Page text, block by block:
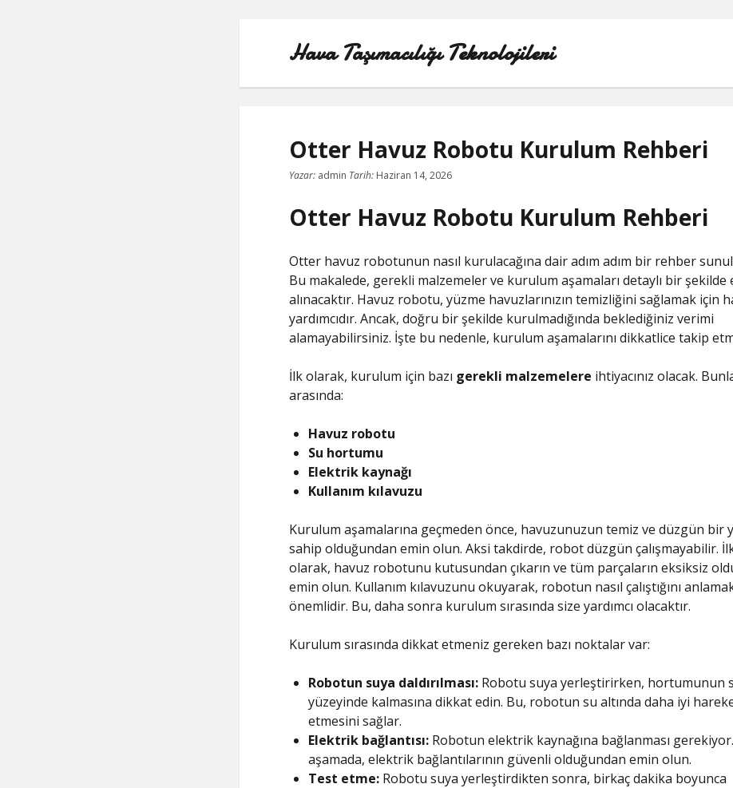
Hava Taşımacılığı Teknolojileri
LINKEDIN BEĞENI ATMA HILESI BEDAVA
LISTE
TWITTER GIZLI PORNOLAR
ÜCRETSIZ ŞIFRESIZ YOUTUBE BEĞENI HILESI
Otter Havuz Robotu Kurulum Rehberi
Yazar:admin Tarih: Haziran 14, 2026
Otter Havuz Robotu Kurulum Rehberi
Otter havuz robotunun nasıl kurulacağına dair adım adım bir rehber
Bu makalede, gerekli malzemeler ve kurulum aşamaları detaylı bir şekilde
alınacaktır. Havuz robotu, yüzme havuzlarınızın temizliğini sağlamak için
yardımcıdır. Ancak, doğru bir şekilde kurulmadığında beklediğiniz verimi
alamayabilirsiniz. İşte bu nedenle, kurulum aşamalarını dikkatlice takip
İlk olarak, kurulum için bazı gerekli malzemelere ihtiyacınız olacak.
arasında:
Havuz robotu
Su hortumu
Elektrik kaynağı
Kullanım kılavuzu
Kurulum aşamalarına geçmeden önce, havuzunuzun temiz ve düzgün bir
sahip olduğundan emin olun. Aksi takdirde, robot düzgün çalışmayabilir.
olarak, havuz robotunu kutusundan çıkarın ve tüm parçaların eksiksiz
emin olun. Kullanım kılavuzunu okuyarak, robotun nasıl çalıştığını
önemlidir. Bu, daha sonra kurulum sırasında size yardımcı olacaktır.
Kurulum sırasında dikkat etmeniz gereken bazı noktalar var:
Robotun suya daldırılması:Robotu suya yerleştirirken, hortumunun
yüzeyinde kalmasına dikkat edin. Bu, robotun su altında daha iyi
etmesini sağlar.
Elektrik bağlantısı:Robotun elektrik kaynağına bağlanması
aşamada, elektrik bağlantılarının güvenli olduğundan emin olun.
Test etme:Robotu suya yerleştirdikten sonra, birkaç dakika boyunca